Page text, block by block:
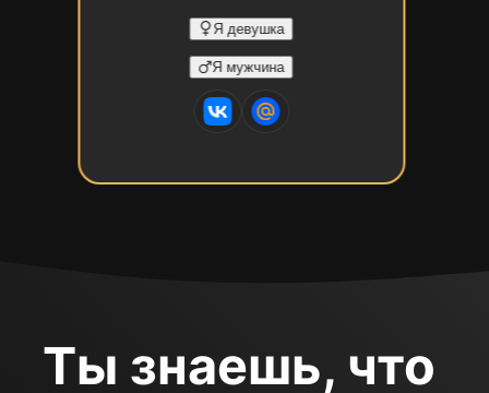
Я девушка
Я мужчина
Ты знаешь, что